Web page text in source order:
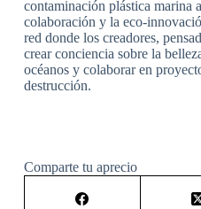
contaminación plástica marina
colaboración y la eco-
red donde los creadores,
crear conciencia sobre la
océanos y colaborar en
destrucción.
Comparte tu aprecio